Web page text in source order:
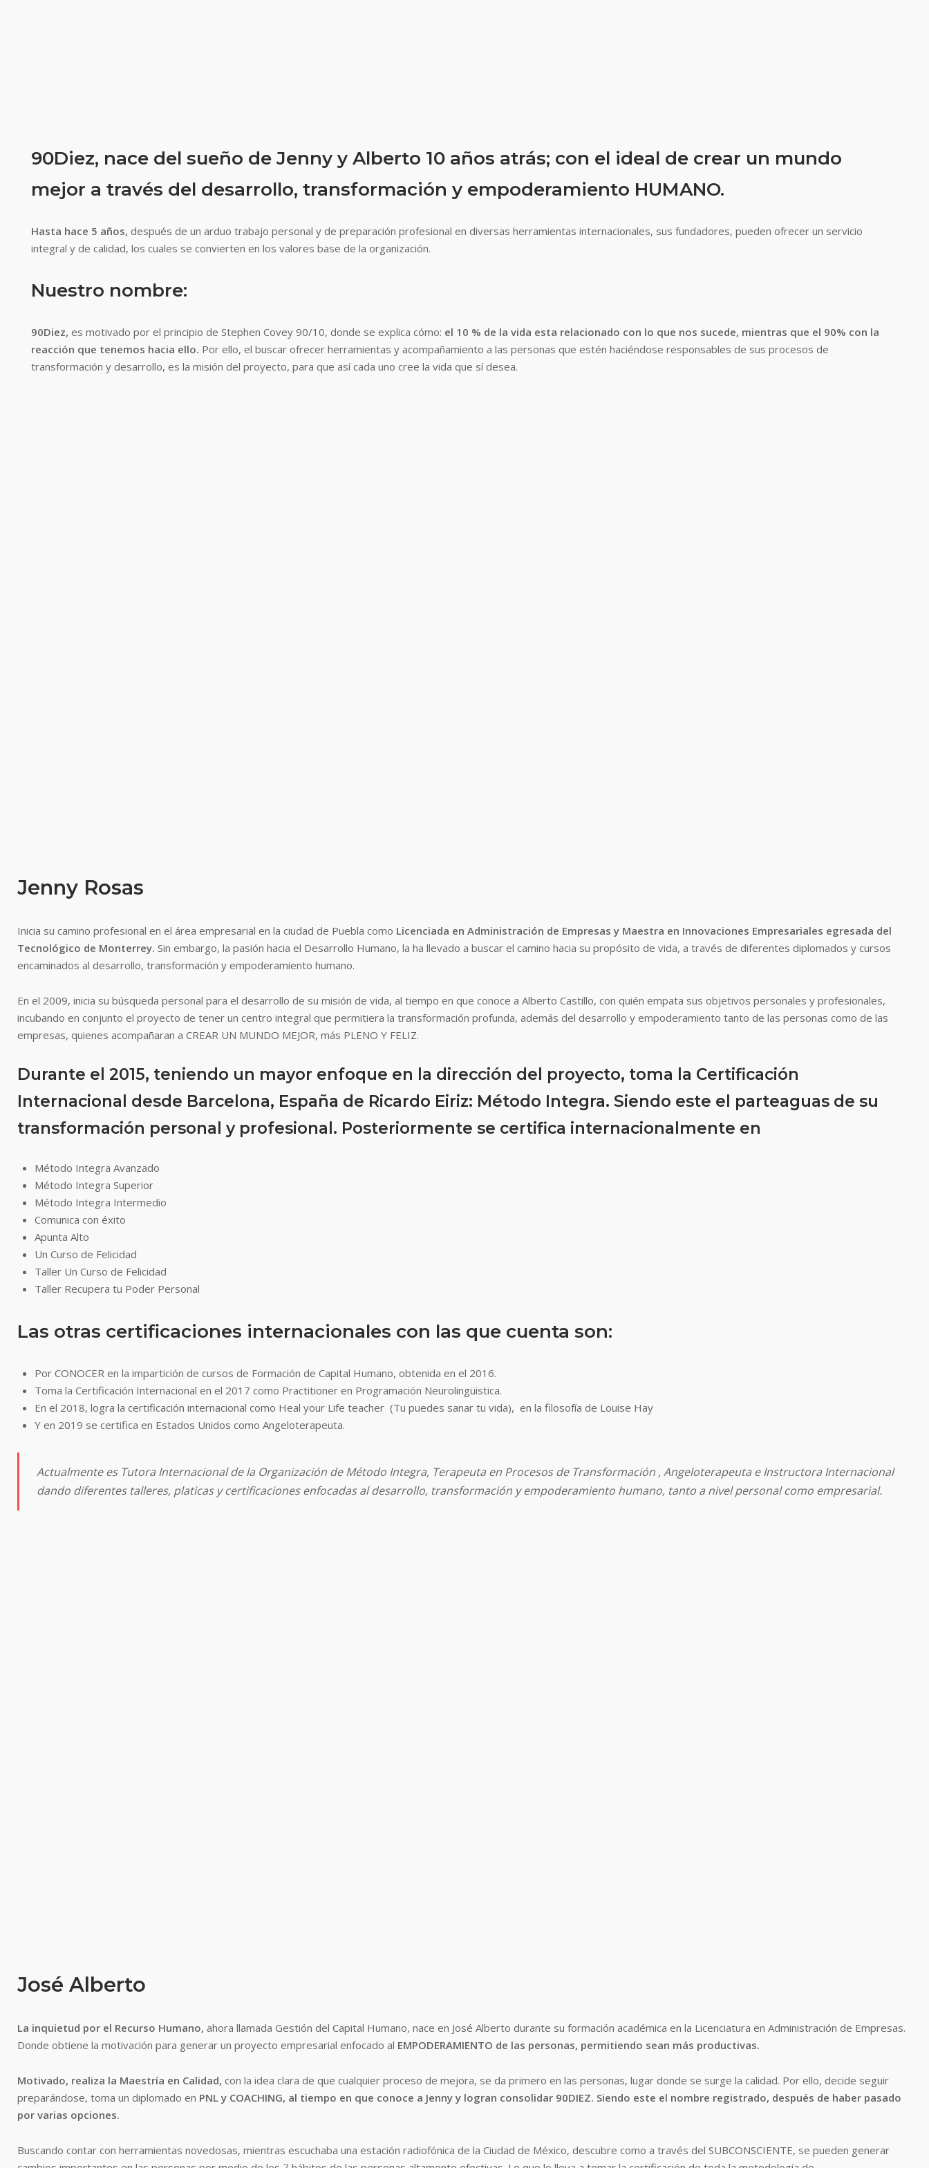
90Diez, nace del sueño de Jenny y Alberto 10 años atrás; con el ideal de crear un mundo
mejor a través del desarrollo, transformación y empoderamiento HUMANO.
Hasta hace 5 años, después de un arduo trabajo personal y de preparación profesional en diversas herramientas internacionales, sus fundadores, pueden ofrecer un servicio
integral y de calidad, los cuales se convierten en los valores base de la organización.
Nuestro nombre:
90Diez, es motivado por el principio de Stephen Covey 90/10, donde se explica cómo: el 10 % de la vida esta relacionado con lo que nos sucede, mientras que el 90% con la
reacción que tenemos hacia ello. Por ello, el buscar ofrecer herramientas y acompañamiento a las personas que estén haciéndose responsables de sus procesos de
transformación y desarrollo, es la misión del proyecto, para que así cada uno cree la vida que sí desea.
Jenny Rosas
Inicia su camino profesional en el área empresarial en la ciudad de Puebla como Licenciada en Administración de Empresas y Maestra en Innovaciones Empresariales egresada del
Tecnológico de Monterrey. Sin embargo, la pasión hacia el Desarrollo Humano, la ha llevado a buscar el camino hacia su propósito de vida, a través de diferentes diplomados y cursos
encaminados al desarrollo, transformación y empoderamiento humano.
En el 2009, inicia su búsqueda personal para el desarrollo de su misión de vida, al tiempo en que conoce a Alberto Castillo, con quién empata sus objetivos personales y profesionales,
incubando en conjunto el proyecto de tener un centro integral que permitiera la transformación profunda, además del desarrollo y empoderamiento tanto de las personas como de las
empresas, quienes acompañaran a CREAR UN MUNDO MEJOR, más PLENO Y FELIZ.
Durante el 2015, teniendo un mayor enfoque en la dirección del proyecto, toma la Certificación
Internacional desde Barcelona, España de Ricardo Eiriz: Método Integra. Siendo este el parteaguas de su
transformación personal y profesional. Posteriormente se certifica internacionalmente en
Método Integra Avanzado
Método Integra Superior
Método Integra Intermedio
Comunica con éxito
Apunta Alto
Un Curso de Felicidad
Taller Un Curso de Felicidad
Taller Recupera tu Poder Personal
Las otras certificaciones internacionales con las que cuenta son:
Por CONOCER en la impartición de cursos de Formación de Capital Humano, obtenida en el 2016.
Toma la Certificación Internacional en el 2017 como Practitioner en Programación Neurolingüistica.
En el 2018, logra la certificación internacional como Heal your Life teacher (Tu puedes sanar tu vida), en la filosofía de Louise Hay
Y en 2019 se certifica en Estados Unidos como Angeloterapeuta.
Actualmente es Tutora Internacional de la Organización de Método Integra, Terapeuta en Procesos de Transformación , Angeloterapeuta e Instructora Internacional
dando diferentes talleres, platicas y certificaciones enfocadas al desarrollo, transformación y empoderamiento humano, tanto a nivel personal como empresarial.
José Alberto
La inquietud por el Recurso Humano, ahora llamada Gestión del Capital Humano, nace en José Alberto durante su formación académica en la Licenciatura en Administración de Empresas.
Donde obtiene la motivación para generar un proyecto empresarial enfocado al EMPODERAMIENTO de las personas, permitiendo sean más productivas.
Motivado, realiza la Maestría en Calidad, con la idea clara de que cualquier proceso de mejora, se da primero en las personas, lugar donde se surge la calidad. Por ello, decide seguir
preparándose, toma un diplomado en PNL y COACHING, al tiempo en que conoce a Jenny y logran consolidar 90DIEZ. Siendo este el nombre registrado, después de haber pasado
por varias opciones.
Buscando contar con herramientas novedosas, mientras escuchaba una estación radiofónica de la Ciudad de México, descubre como a través del SUBCONSCIENTE, se pueden generar